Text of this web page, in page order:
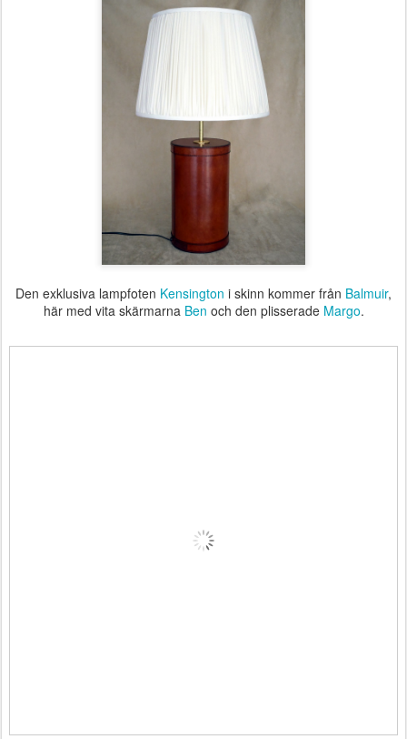
Den exklusiva lampfoten Kensington i skinn kommer från Balmuir,
här med vita skärmarna Ben och den plisserade Margo.